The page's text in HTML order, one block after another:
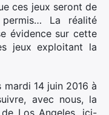
ces jeux seront de
La réalité
évidence sur cette
jeux exploitant la
14 juin 2016 à
avec nous, la
Los Angeles, ici-